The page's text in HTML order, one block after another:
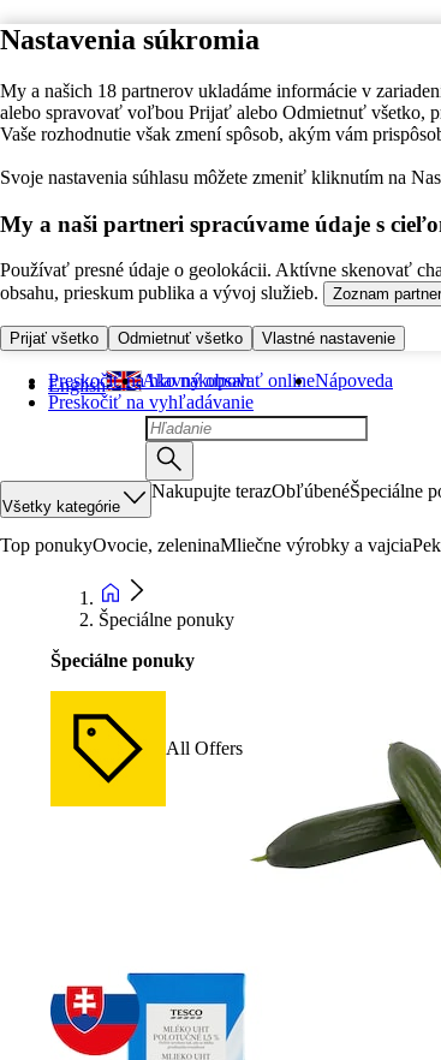
Nastavenia súkromia
My a našich 18 partnerov ukladáme informácie v
alebo spravovať voľbou Prijať alebo Odmietnuť všetko,
Vaše rozhodnutie však zmení spôsob, akým vám
Svoje nastavenia súhlasu môžete zmeniť kliknutím na
My a naši partneri spracúvame údaje s
Používať presné údaje o geolokácii. Aktívne skenovať
obsahu, prieskum publika a vývoj služieb.
Zoznam
Prijať všetko Odmietnuť všetko Vlastné nastavenie
Preskočiť na hlavný obsah
Preskočiť na vyhľadávanie
English Ako nakupovať onlineNápoveda
Všetky kategórie
Nakupujte terazObľúbenéŠpeciálne
Top ponukyOvocie, zeleninaMliečne výrobky a vajcia
Špeciálne ponuky
Špeciálne ponuky
All Offers